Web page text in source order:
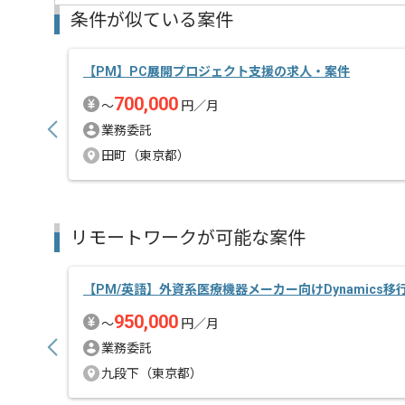
PM経験を活かしたい方にお勧めです。
条件が似ている案件
【PM】PC展開プロジェクト支援の求人・案件
〜700,000 円／月
業務委託
田町（東京都）
リモートワークが可能な案件
【PM/英語】外資系医療機器メーカー向けDynamics移
〜950,000 円／月
業務委託
九段下（東京都）